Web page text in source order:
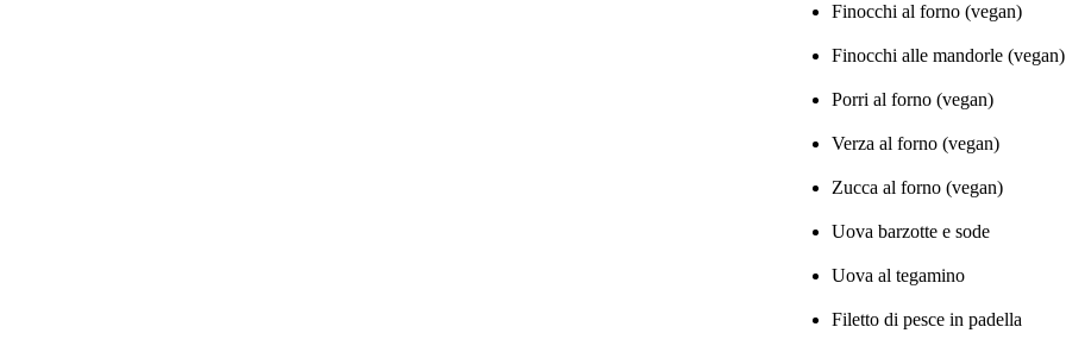
Finocchi al forno (vegan)
Finocchi alle mandorle (vegan)
Porri al forno (vegan)
Verza al forno (vegan)
Zucca al forno (vegan)
Uova barzotte e sode
Uova al tegamino
Filetto di pesce in padella